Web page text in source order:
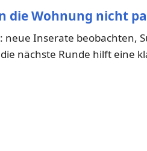
die Wohnung nicht
neue Inserate beobachten,
nächste Runde hilft eine